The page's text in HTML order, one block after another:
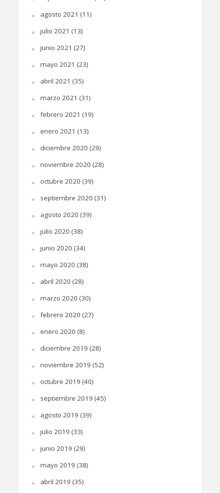
agosto 2021 (11)
julio 2021 (13)
junio 2021 (27)
mayo 2021 (23)
abril 2021 (35)
marzo 2021 (31)
febrero 2021 (19)
enero 2021 (13)
diciembre 2020 (29)
noviembre 2020 (28)
octubre 2020 (39)
septiembre 2020 (31)
agosto 2020 (39)
julio 2020 (38)
junio 2020 (34)
mayo 2020 (38)
abril 2020 (28)
marzo 2020 (30)
febrero 2020 (27)
enero 2020 (8)
diciembre 2019 (28)
noviembre 2019 (52)
octubre 2019 (40)
septiembre 2019 (45)
agosto 2019 (39)
julio 2019 (33)
junio 2019 (29)
mayo 2019 (38)
abril 2019 (35)